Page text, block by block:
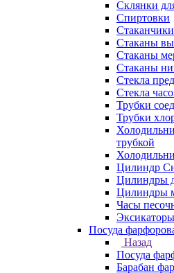
Склянки
Спиртовки
Стаканы
Стаканы
Стаканы
Стекла
Стекла
Трубки
Трубки
трубкой
Цилиндр
Цилиндры
Цилиндры
Часы
Эксикаторы
Посуда
Назад
Посуда
Барабан